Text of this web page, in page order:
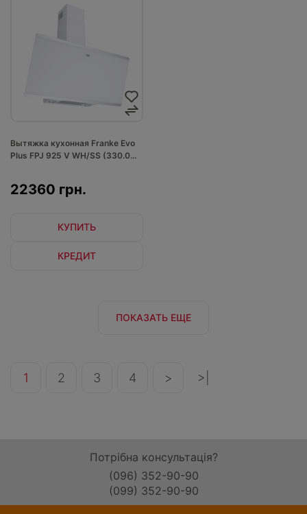
Вытяжка кухонная Franke Evo
Plus FPJ 925 V WH/SS (330.0...
22360 грн.
КУПИТЬ
КРЕДИТ
ПОКАЗАТЬ ЕЩЕ
1 2 3 4 > >|
Потрібна консультація?
(096) 352-90-90
(099) 352-90-90